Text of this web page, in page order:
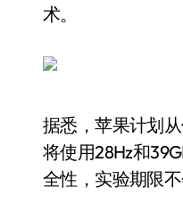
术。
据悉，苹果计划
将使用28Hz和
全性，实验期限不